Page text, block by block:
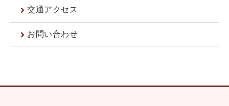
交通アクセス
お問い合わせ